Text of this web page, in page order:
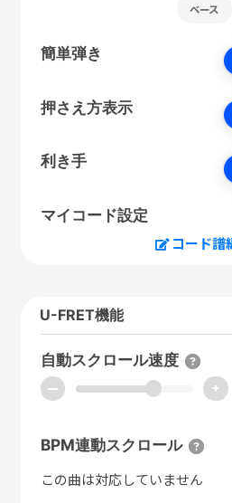
ベース
簡単弾き
押さえ方表示
利き手
マイコード設定
コード譜
U-FRET機能
自動スクロール速度
ー +
BPM連動スクロール
この曲は対応していません